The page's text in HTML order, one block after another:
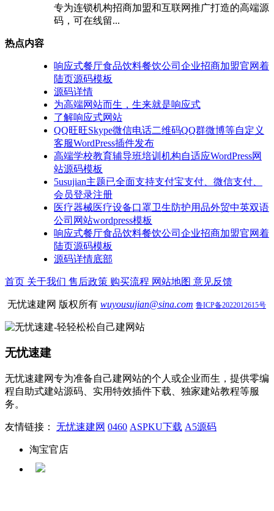
专为连锁机构招商加盟和互联网推广打造的高端源
码，可在线留...
热点内容
响应式餐厅食品饮料餐饮公司企业招商加盟官网着
陆页源码模板
源码详情
为高端网站而生，生来就是响应式
了解响应式网站
QQ旺旺Skype微信电话二维码QQ群微博等自定义
客服WordPress插件发布
高端学校教育辅导班培训机构自适应WordPress网
站源码模板
5usujian主题已全面支持支付宝支付、微信支付、
会员登录注册
医疗器械医疗设备口罩卫生防护用品外贸中英双语
公司网站wordpress模板
响应式餐厅食品饮料餐饮公司企业招商加盟官网着
陆页源码模板
源码详情底部
首页 关于我们 售后政策 购买流程 网站地图 意见反馈
无忧速建网 版权所有 wuyousujian@sina.com 鲁ICP备2022012615号
无忧速建
无忧速建网专为准备自己建网站的个人或企业而生，提供零编
程自助式建站源码、实用特效插件下载、独家建站教程等服
务。
友情链接： 无忧速建网 0460 ASPKU下载 A5源码
淘宝官店